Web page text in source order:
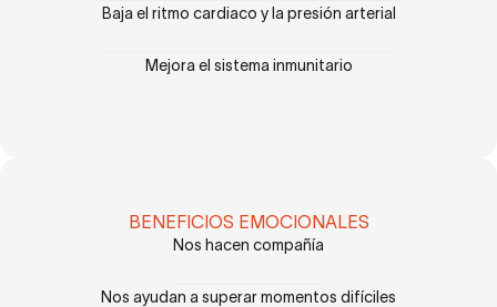
Baja el ritmo cardiaco y la presión arterial
Mejora el sistema inmunitario
BENEFICIOS EMOCIONALES
Nos hacen compañía
Nos ayudan a superar momentos difíciles